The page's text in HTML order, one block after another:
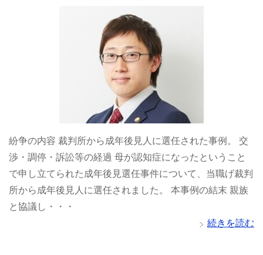
紛争の内容 裁判所から成年後見人に選任された事例。 交
渉・調停・訴訟等の経過 母が認知症になったということ
で申し立てられた成年後見選任事件について、当職げ裁判
所から成年後見人に選任されました。 本事例の結末 親族
と協議し・・・
続きを読む